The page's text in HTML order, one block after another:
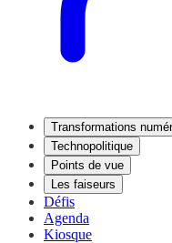
Transformations
Technopolitique
Points de vue
Les faiseurs
Défis
Agenda
Kiosque